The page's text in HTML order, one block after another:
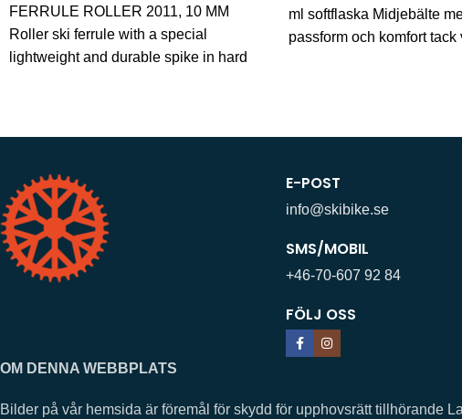
FERRULE ROLLER 2011, 10 MM
Roller ski ferrule with a special
lightweight and durable spike in hard
ml softflaska Midjebälte
passform och komfort tack
E-POST
info@skibike.se
SMS/MOBIL
+46-70-607 92 84
FÖLJ OSS
OM DENNA WEBBPLATS
Bilder på vår hemsida är föremål för skydd för upphovsrätt tillhörande